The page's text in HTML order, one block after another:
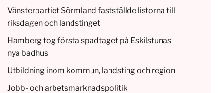
Vänsterpartiet Sörmland fastställde listorna till
riksdagen och landstinget
Hamberg tog första spadtaget på Eskilstunas
nya badhus
Utbildning inom kommun, landsting och region
Jobb- och arbetsmarknadspolitik